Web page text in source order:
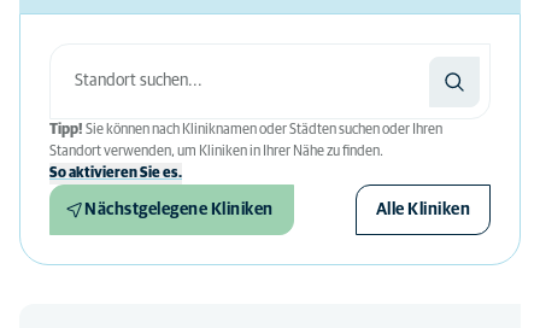
Tipp! Sie können nach Kliniknamen oder Städten suchen oder Ihren
Standort verwenden, um Kliniken in Ihrer Nähe zu finden.
So aktivieren Sie es.
Nächstgelegene Kliniken Alle Kliniken